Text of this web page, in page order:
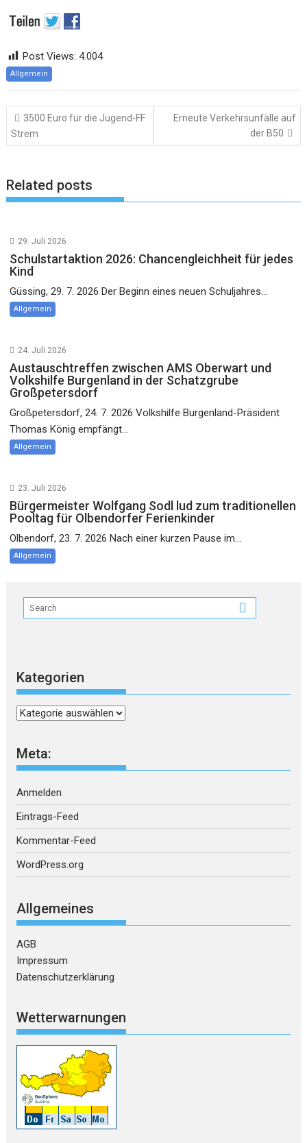
Post Views: 4.004
Allgemein
Beitragsnavigation
3500 Euro für die Jugend-FF
Strem
Erneute Verkehrsunfälle auf
der B50
Related posts
29. Juli 2026
Schulstartaktion 2026: Chancengleichheit für jedes
Kind
Güssing, 29. 7. 2026 Der Beginn eines neuen Schuljahres...
Allgemein
24. Juli 2026
Austauschtreffen zwischen AMS Oberwart und
Volkshilfe Burgenland in der Schatzgrube
Großpetersdorf
Großpetersdorf, 24. 7. 2026 Volkshilfe Burgenland-Präsident
Thomas König empfängt...
Allgemein
23. Juli 2026
Bürgermeister Wolfgang Sodl lud zum traditionellen
Pooltag für Olbendorfer Ferienkinder
Olbendorf, 23. 7. 2026 Nach einer kurzen Pause im...
Allgemein
Kategorien
Kategorien
Meta:
Anmelden
Eintrags-Feed
Kommentar-Feed
WordPress.org
Allgemeines
AGB
Impressum
Datenschutzerklärung
Wetterwarnungen